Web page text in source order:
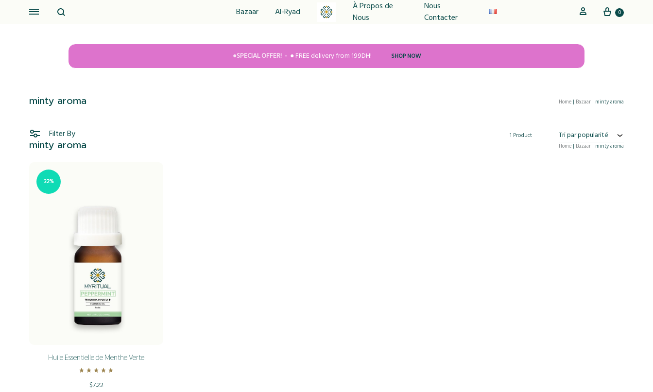
MenuSearch Bazaar Al-Ryad
Le
Plaisir
De
À Propos de
Nous
Nous
Contacter
Sign in Cart
0
●SPECIAL OFFER! ● FREE delivery from 199DH! SHOP NOW
minty aroma Home | Bazaar | minty aroma
minty aroma Home | Bazaar | minty aroma
Filter By Tri par popularité
1 Product
32%
Huile Essentielle de Menthe Verte
$7.22